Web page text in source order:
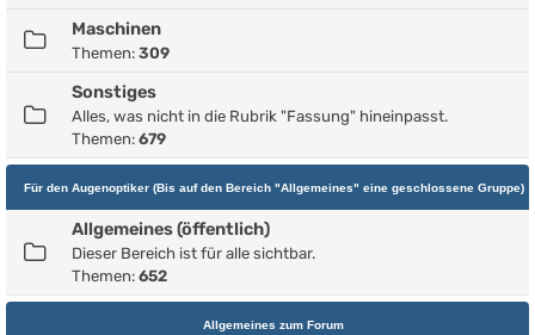
Maschinen
Themen: 309
Sonstiges
Alles, was nicht in die Rubrik "Fassung" hineinpasst.
Themen: 679
Für den Augenoptiker (Bis auf den Bereich "Allgemeines" eine geschlossene Gruppe)
Allgemeines (öffentlich)
Dieser Bereich ist für alle sichtbar.
Themen: 652
Allgemeines zum Forum